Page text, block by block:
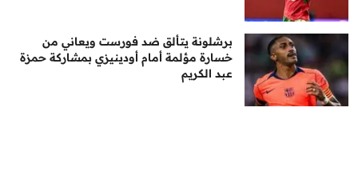
برشلونة يتألق ضد فورست ويعاني من
خسارة مؤلمة أمام أودينيزي بمشاركة حمزة
عبد الكريم